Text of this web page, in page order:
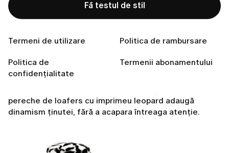
Fă testul de stil
Termeni de utilizare Politica de rambursare
Politica de
confidențialitate
Termenii abonamentului
Începe cu accente discrete
purtat ani de zile texturi mai fine și mai subtile.
Accesoriile oferă un
pereche de loafers cu imprimeu leopard adaugă
dinamism ținutei, fără a acapara întreaga atenție.